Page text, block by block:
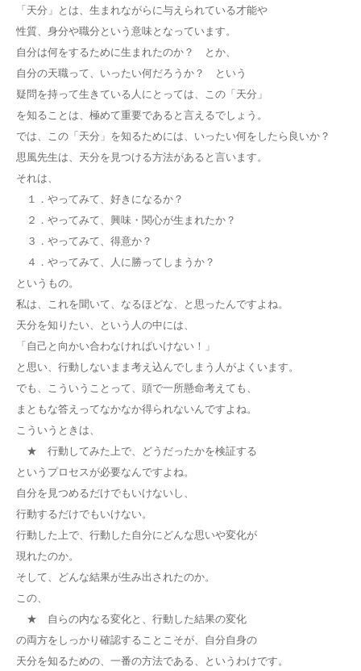
「天分」とは、生まれながらに与えられている才能や
性質、身分や職分という意味となっています。
自分は何をするために生まれたのか？ とか、
自分の天職って、いったい何だろうか？ という
疑問を持って生きている人にとっては、この「天分」
を知ることは、極めて重要であると言えるでしょう。
では、この「天分」を知るためには、いったい何をしたら良いか？
思風先生は、天分を見つける方法があると言います。
それは、
１．やってみて、好きになるか？
２．やってみて、興味・関心が生まれたか？
３．やってみて、得意か？
４．やってみて、人に勝ってしまうか？
というもの。
私は、これを聞いて、なるほどな、と思ったんですよね。
天分を知りたい、という人の中には、
「自己と向かい合わなければいけない！」
と思い、行動しないまま考え込んでしまう人がよくいます。
でも、こういうことって、頭で一所懸命考えても、
まともな答えってなかなか得られないんですよね。
こういうときは、
★ 行動してみた上で、どうだったかを検証する
というプロセスが必要なんですよね。
自分を見つめるだけでもいけないし、
行動するだけでもいけない。
行動した上で、行動した自分にどんな思いや変化が
現れたのか。
そして、どんな結果が生み出されたのか。
この、
★ 自らの内なる変化と、行動した結果の変化
の両方をしっかり確認することこそが、自分自身の
天分を知るための、一番の方法である、というわけです。